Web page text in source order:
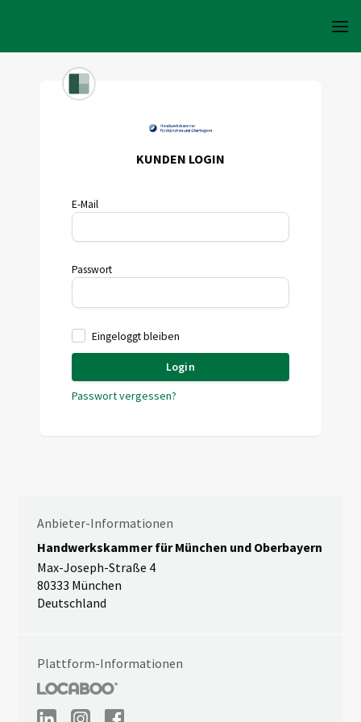
KUNDEN LOGIN
E-Mail
Passwort
Eingeloggt bleiben
Login
Passwort vergessen?
Anbieter-Informationen
Handwerkskammer für München und Oberbayern
Max-Joseph-Straße 4
80333 München
Deutschland
Plattform-Informationen